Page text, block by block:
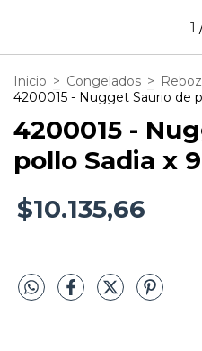
1
Inicio > Congelados >
4200015 - Nugget Saurio de
4200015 -
pollo Sadia x
$10.135,66